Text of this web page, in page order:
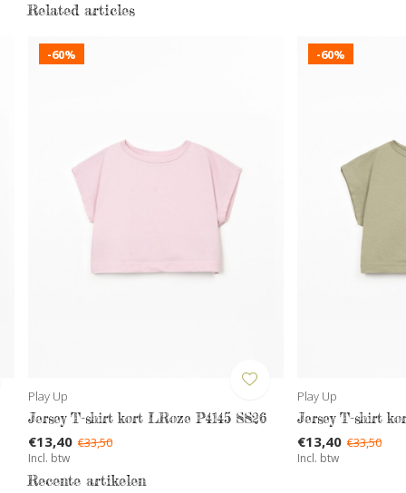
Related articles
-60%
Play Up
Jersey T-shirt kort LRoze P4145 SS26
€13,40 €33,50
Incl. btw
-60%
Play Up
Jersey T-shirt
€13,40 €33,50
Incl. btw
Recente artikelen